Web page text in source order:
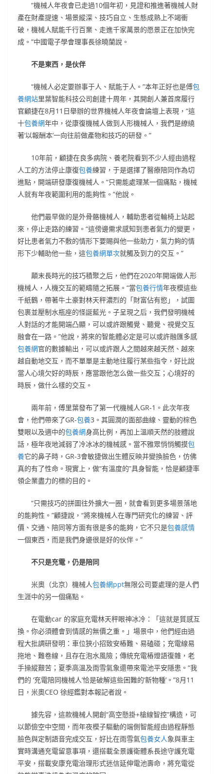
“機械人年夜會已走過10個年初，見證和推進著機械人財
產在財產提速、場景縱深、技巧自立、生態成熟上不竭衝
破，機械人賦能千行百業、走進千家萬景的愿景正在加快完
成。”中國電子學會理事長徐曉蘭說。
不是東西，是伙伴
“機械人必定要辦事于人、賦能于人。”本年正好也是傅包
養網站里葉智能科技公司創建十周年，其開創人兼首席履行
官顧捷在8月11日舉辦的世界機械人年夜會論壇上表現，“這
十包養網年中，從康復機械人做到人形機械人，我們是繚繞
著‘以報酬本’一向往前做產物和技巧的研發。”
10年前，顧捷在良多病院、養老院看到不少人經由過程
人工的方法停止康復包養練習，于是選擇了醫療陪同作為切
進點，開端研發康復機械人。“只需能處理某一個痛點，機械
人就有年夜範圍利用的能夠性。”他說。
他們最早做的是外骨骼機械人，輔助患者從輪椅上站起
來，停止走路的練習。“這傍邊需求感知到患者氣力的變更，
好比患者氣力不敷的情形下要賜與他一些助力，氣力夠的情
形下少輔助他一些，這包養網單次就觸及到力的交互。”
顛末長時光的技巧積聚之后，他們在2020年開端做人形
機械人，人機交互的範疇隨之拓展。“當包養行情年夜模這些
千紙鶴，帶著牛土豪對林天秤濃烈的「財富佔有慾」，試圖
包裹並壓制水瓶座的怪誕藍光。子呈現之后，我們發明機械
人對話的才能開端凸顯，可以或許跟觸覺、聽覺、視覺交互
融會在一路。”他說，將來的智能體必定是可以或許融匯多感
包養網官的數據輸出，可以或許跟人之間越來越天然、越來
越自動地交互，而不單單是主動地往履行某些指令，好比說
當人心境欠好的時辰，應當跟他怎么做一些交互；心境好的
時辰，做什么樣的交互。
兩年前，傅里葉發布了第一代機械人GR-1。此次年夜
會，他們帶來了GR-包養3。其圓潤的面部曲線、靈動的棕色
雙眼以及適中的包養網身高比例，再加上溫順天然的肢體說
話，極年夜地減弱了冷冰冰的機械感。當不雅眾悄悄觸摸包
養它的鼻子時，GR-3會敏捷做出生體反映并變換臉色，仿佛
真的有了性命。現實上，做“有溫度的”具身智能，恰是顧捷率
領企業盡力的標的目的。
“只需技巧的拼圖往外擴大一圈，就會看到更多場景落地
的能夠性。”顧捷說，“將來機械人在專門研究化的練習、評
價、交通、陪同等方面有很是多的能夠，它不只是包養感情
一個東西，而是我們身邊很是好的伙伴。”
不只是充電，仍是陪同
米奧（北京）機械人包養網ppt無限公司要處理的是人們
生涯中的另一個痛點。
在電動car 的家庭充電林天秤眼神冰冷：「這就是質感互
換。你必須體會到情感的無價之重。」場景中，他們經由過
程大批調研發明：車位狹小招致安樁難、易磕碰；充電線易
拖地、難卷線，且存在泡水風險；傳統充電樁燈語復雜，老
手操縱艱苦；夏季高溫及雨雪氣象還帶來電池平安隱患。“我
們的 ‘充電陪同機械人’恰是破解這些困難的‘新物種’。”8月11
日，米奧CEO 徐經鑑對本報記者說。
據先容，這款機械人開創“高空懸掛+槍線智控”構造，可
以節儉空中空間，而年夜模子驅動的端側智能經由過程靜態
臉色與定制語音完成交互，好比在雨雪氣包養女人象與車主
實時溝通充電留意事項，還搭載全景護衛體系長途守護充電
平安，搭載安康充電治理形式迷信延伸電池壽命，將充電從